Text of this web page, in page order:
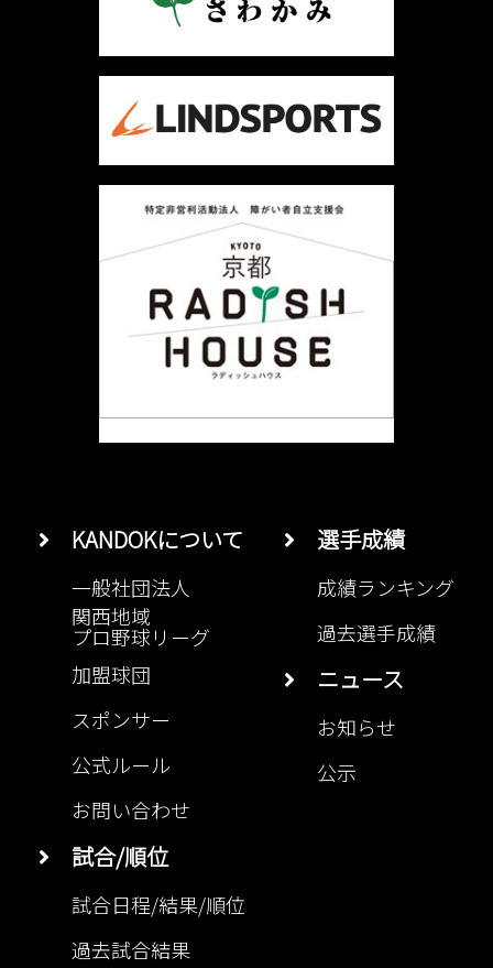
KANDOKについて
一般社団法人
関西地域
プロ野球リーグ
加盟球団
スポンサー
公式ルール
お問い合わせ
試合/順位
試合日程/結果/順位
過去試合結果
選手成績
成績ランキング
過去選手成績
ニュース
お知らせ
公示